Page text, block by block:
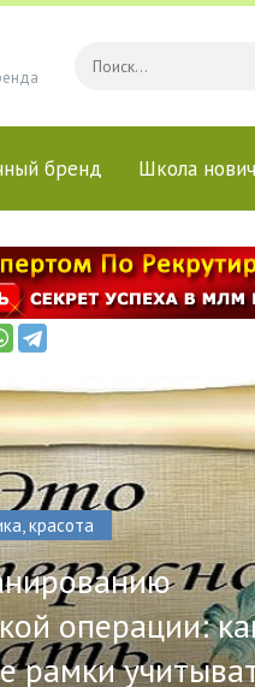
бренд Школа
красота
операции:
рамки